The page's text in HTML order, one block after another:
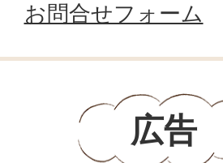
お問合せフォーム
広告